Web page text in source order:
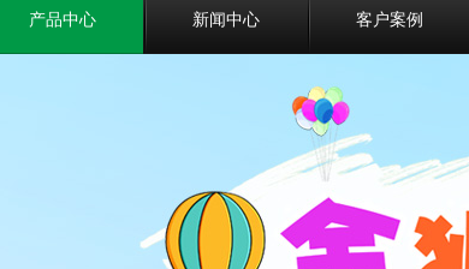
产品中心 新闻中心 客户案例